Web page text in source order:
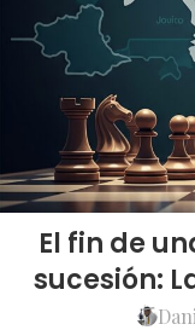
El fin de
sucesión: